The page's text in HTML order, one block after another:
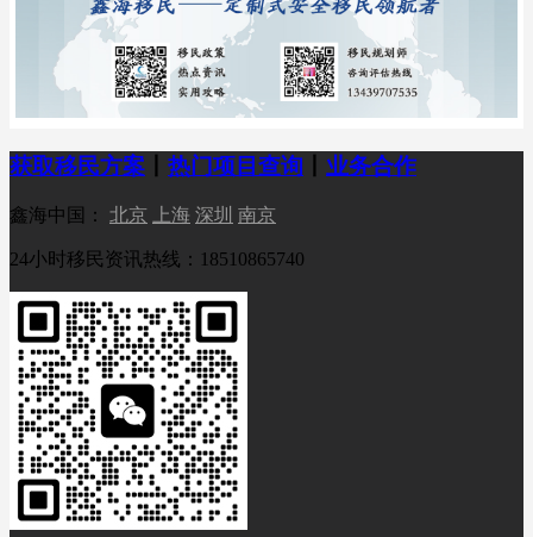
获取移民方案 热门项目查询 业务合作
鑫海中国： 北京 上海 深圳 南京
24小时移民资讯热线：18510865740